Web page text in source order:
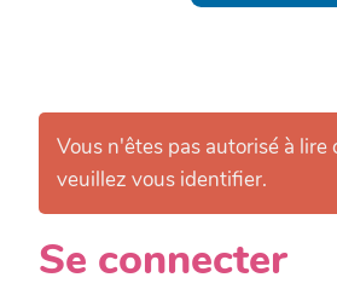
Vous n'êtes pas autorisé à lire
veuillez vous identifier.
Se connecter